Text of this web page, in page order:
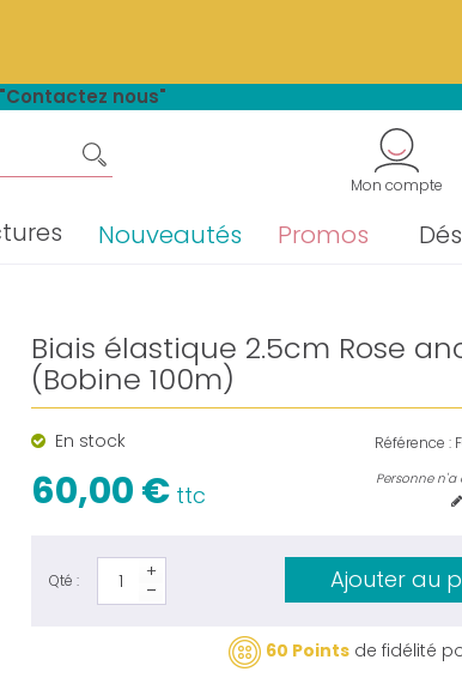
mêmes avantages.
"Contactez nous"
Mon compte
Nouveautés Promos
Biais élastique 2.5cm Rose
(Bobine 100m)
Référence :
En stock
Personne n'a
60,00 € ttc
Qté : Ajouter au
60 Pointsde fidélité